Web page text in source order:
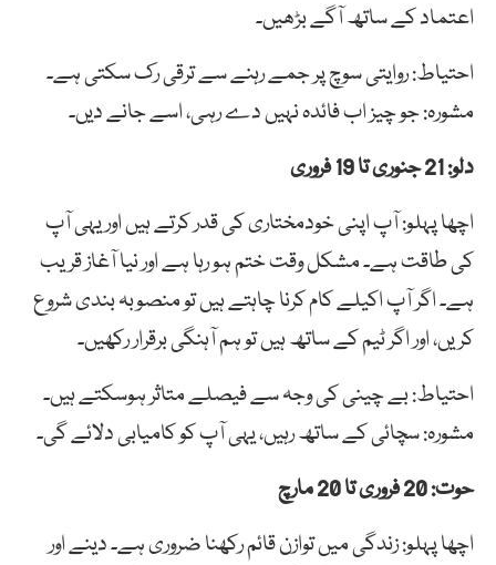
اعتماد کے ساتھ آگے بڑھیں۔
احتیاط: روایتی سوچ پر جمے رہنے سے ترقی رک سکتی ہے۔
مشورہ: جو چیز اب فائدہ نہیں دے رہی، اسے جانے دیں۔
دلو: 21 جنوری تا 19 فروری
اچھا پہلو: آپ اپنی خودمختاری کی قدر کرتے ہیں اور یہی آپ
کی طاقت ہے۔ مشکل وقت ختم ہو رہا ہے اور نیا آغاز قریب
ہے۔ اگر آپ اکیلے کام کرنا چاہتے ہیں تو منصوبہ بندی شروع
کریں، اور اگر ٹیم کے ساتھ ہیں تو ہم آہنگی برقرار رکھیں۔
احتیاط: بے چینی کی وجہ سے فیصلے متاثر ہوسکتے ہیں۔
مشورہ: سچائی کے ساتھ رہیں، یہی آپ کو کامیابی دلائے گی۔
حوت: 20 فروری تا 20 مارچ
اچھا پہلو: زندگی میں توازن قائم رکھنا ضروری ہے۔ دینے اور